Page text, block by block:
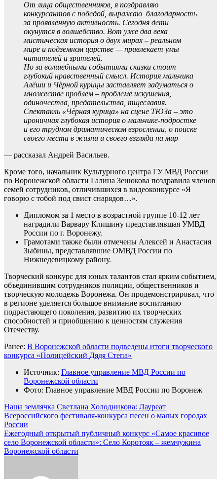
От лица общественников, я поздравляю
конкурсантов с победой, выражаю благодарность
за проявленную активность. Сегодня дети
окунутся в волшебство. Вот уже два века
мистическая история о двух мирах – реальном
мире и подземном царстве — привлекает умы
читателей и зрителей.
Но за волшебными событиями сказки стоит
глубокий нравственный смысл. История мальчика
Алёши и Чёрной курицы заставляет задуматься о
множестве проблем – проблеме искушения,
одиночества, предательства, тщеславия.
Спектакль «Чёрная курица» на сцене ТЮЗа – это
ироничная глубокая история о мальчике-подростке
и его трудном драматическом взрослении, о поиске
своего места в жизни и своего взгляда на мир
— рассказал Андрей Васильев.
Кроме того, начальник Культурного центра ГУ МВД России
по Воронежской области Галина Зенюкова поздравила членов
семей сотрудников, отличившихся в видеоконкурсе «Я
говорю с тобой под свист снарядов…».
Дипломом за 1 место в возрастной группе 10-12 лет
наградили Варвару Клишину представлявшая УМВД
России по г. Воронежу.
Грамотами также были отмечены Алексей и Анастасия
Зыбины, представлявшие ОМВД России по
Нижнедевицкому району.
Творческий конкурс для юных талантов стал ярким событием,
объединившим сотрудников полиции, общественников и
творческую молодежь Воронежа. Он продемонстрировал, что
в регионе уделяется большое внимание воспитанию
подрастающего поколения, развитию их творческих
способностей и приобщению к ценностям служения
Отечеству.
Ранее: В Воронежской области подведены итоги творческого
конкурса «Полицейский Дядя Степа»
Источник: Главное управление МВД России по
Воронежской области
Фото: Главное управление МВД России по Воронеж
Навигация
по
записям
Наша землячка Светлана Холодникова: Лауреат
Всероссийского фестиваля-конкурса песен о малых городах
России
Ежегодный открытый публичный конкурс «Самое красивое
село Воронежской области»: Село Коротояк – жемчужина
Воронежской области